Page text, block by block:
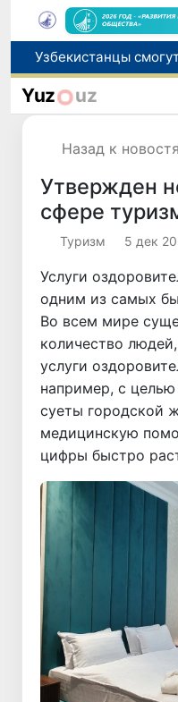
Yuz uz
Назад к
Утвержден
сфере
Туризм 5 дек
Услуги
одним из самых
Во всем мире
количество
услуги
например, с
суеты городской
медицинскую
цифры быстро